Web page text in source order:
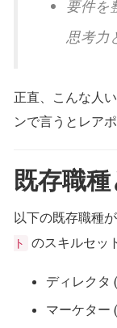
要件を
思考力
正直、こんな人
ンで言うとレア
既存職
以下の既存職種が
ト
のスキルセッ
ディレクタ
マーケター